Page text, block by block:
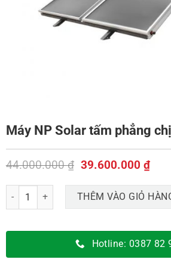
Máy NP Solar tấm phẳng
44.000.000₫ Giá
là:
44.000.000 ₫.
39.600.000 ₫Giá
hiện
tại
là:
Máy NP Solar tấm phẳng chịu áp lực 500 Lít
THÊM VÀO GIỎ
Hotline: 0387 82